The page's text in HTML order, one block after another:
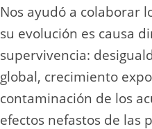
Nos ayudó a colaborar
su evolución es causa
supervivencia:
global, crecimiento
contaminación de los
efectos nefastos de las